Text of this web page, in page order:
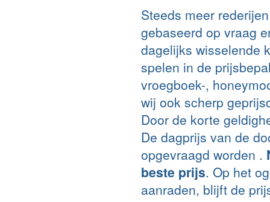
Steeds meer
gebaseerd op vraag
dagelijks wisselende
spelen in de
vroegboek-,
wij ook scherp
Door de korte
De dagprijs van de
opgevraagd worden .
beste prijs. Op het
aanraden, blijft de